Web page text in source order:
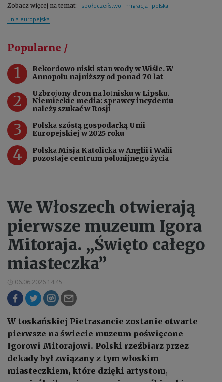
Zobacz więcej na temat: społeczeństwo migracja polska
unia europejska
Popularne /
1
Rekordowo niski stan wody w Wiśle. W
Annopolu najniższy od ponad 70 lat
2
Uzbrojony dron na lotnisku w Lipsku.
Niemieckie media: sprawcy incydentu
należy szukać w Rosji
3
Polska szóstą gospodarką Unii
Europejskiej w 2025 roku
4
Polska Misja Katolicka w Anglii i Walii
pozostaje centrum polonijnego życia
We Włoszech otwierają
pierwsze muzeum Igora
Mitoraja. „Święto całego
miasteczka”
06.06.2026 14:45
W toskańskiej Pietrasancie zostanie otwarte
pierwsze na świecie muzeum poświęcone
Igorowi Mitorajowi. Polski rzeźbiarz przez
dekady był związany z tym włoskim
miasteczkiem, które dzięki artystom,